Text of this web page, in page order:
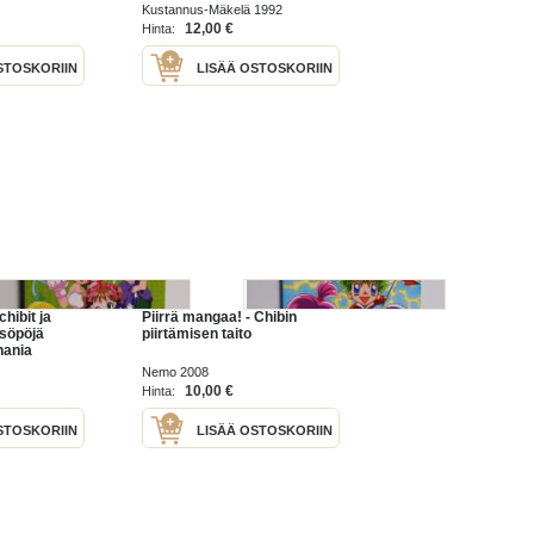
muotokuva
Kustannus-Mäkelä 1992
Hinta:
12,00 €
LISÄÄ OSTOSKORIIN
ja
Piirrä mangaa! - Chibin
piirtämisen taito
Nemo 2008
Hinta:
10,00 €
LISÄÄ OSTOSKORIIN